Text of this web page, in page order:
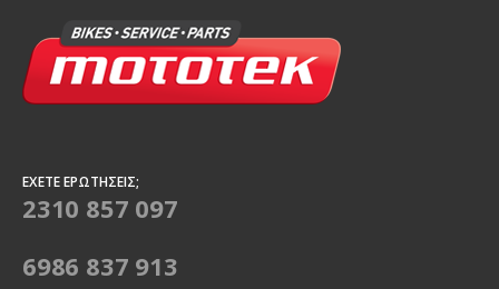
ΈΧΕΤΕ ΕΡΩΤΉΣΕΙΣ;
2310 857 097
6986 837 913